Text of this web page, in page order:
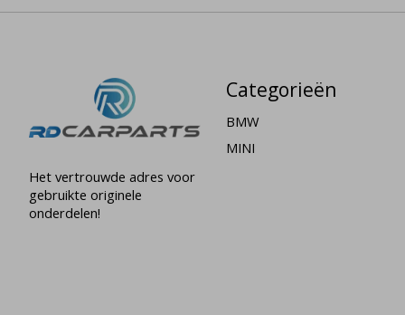
Het vertrouwde adres voor
gebruikte originele
onderdelen!
Categorieën
BMW
MINI